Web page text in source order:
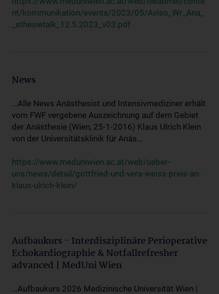
nt/kommunikation/events/2023/05/Aviso_Wr_Ana_
_sthesietalk_12.5.2023_v03.pdf
News
...Alle News Anästhesist und Intensivmediziner erhält
vom FWF vergebene Auszeichnung auf dem Gebiet
der Anästhesie (Wien, 25-1-2016) Klaus Ulrich Klein
von der Universitätsklinik für Anäs...
https://www.meduniwien.ac.at/web/ueber-
uns/news/detail/gottfried-und-vera-weiss-preis-an-
klaus-ulrich-klein/
Aufbaukurs - Interdisziplinäre Perioperative
Echokardiographie & Notfallrefresher
advanced | MedUni Wien
...Aufbaukurs 2026 Medizinische Universität Wien |